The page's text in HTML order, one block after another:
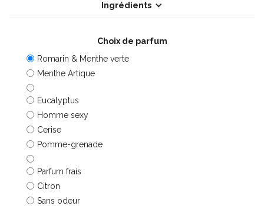
Ingrédients
Choix de parfum
Romarin & Menthe verte
Menthe Artique
Eucalyptus
Homme sexy
Cerise
Pomme-grenade
Parfum frais
Citron
Sans odeur